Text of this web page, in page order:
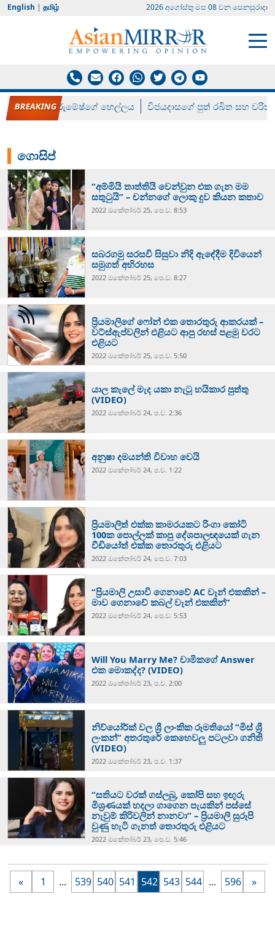
English | தமிழ் 2026 අගෝස්‍තු මස 08 වන සෙනසුරාදා
රන් ගෙනා රුමේෂ්ගේ හෙල්ලය විජයදාසගේ පුත් රඛිත සහ චරිත්
ගොසිප්
“අම්මියි තාත්තියි වෙන්වුන එක ගැන මම
සතුටුයි” – චන්නගේ ලොකු දුව කියන කතාව
2022 ඔක්‍තෝබර් 25, පෙ.ව. 8:53
සබරගමු සරසවි සිසුවා නිදි ඇඳේදීම දිවියෙන්
සමුගත් අභිරහස
2022 ඔක්‍තෝබර් 25, පෙ.ව. 8:27
ප්‍රියමාලිගේ ෆෝන් එක තොරතුරු ආකරයක් –
වට්ස්ඇප්වලින් එළියට ආපු රහස් පළමු වරට
එළියට
2022 ඔක්‍තෝබර් 25, පෙ.ව. 5:50
යාල කැලේ මැද යකා නැටූ හයිකාර පුත්තු
(VIDEO)
2022 ඔක්‍තෝබර් 24, ප.ව. 2:36
අනුෂා දමයන්ති විවාහ වෙයි
2022 ඔක්‍තෝබර් 24, ප.ව. 1:22
ප්‍රියමාලිත් එක්ක කාමරයකට රිංගා කෝටි
100ක පොල්ලක් කාපු ‌දේශපාලඥයෙක් ගැන
වීඩියෝත් එක්ක තොරතුරු එළියට
2022 ඔක්‍තෝබර් 24, පෙ.ව. 7:03
“ප‍්‍රියමාලි උසාවි ගෙනාවේ AC වෑන් එකකින් –
මාව ගෙනාවේ කබල් වෑන් එකකින්”
2022 ඔක්‍තෝබර් 24, පෙ.ව. 5:53
Will You Marry Me? චාමිකගේ Answer
එක මොකද්ද? (VIDEO)
2022 ඔක්‍තෝබර් 23, ප.ව. 2:00
නිව්යෝර්ක් වල ශ්‍රී ලාංකික රූමතියෝ “මිස් ශ්‍රී
ලංකන්” අතරතුරේ කෙහෙවලු පටලවා ගනිති
(VIDEO)
2022 ඔක්‍තෝබර් 23, ප.ව. 1:37
“සතියට වරක් ගස්ලබු, කෝපි සහ ඉඟුරු
මිශ්‍රණයක් හදලා ගාගෙන පැයකින් පස්සේ
නැවුම් කිරිවලින් නානවා” – ප්‍රියමාලි සුරූපි
වුණු හැටි ගැනත් තොරතුරු එළියට
2022 ඔක්‍තෝබර් 23, පෙ.ව. 5:46
« 1 ... 539 540 541 542 543 544 ... 596 »